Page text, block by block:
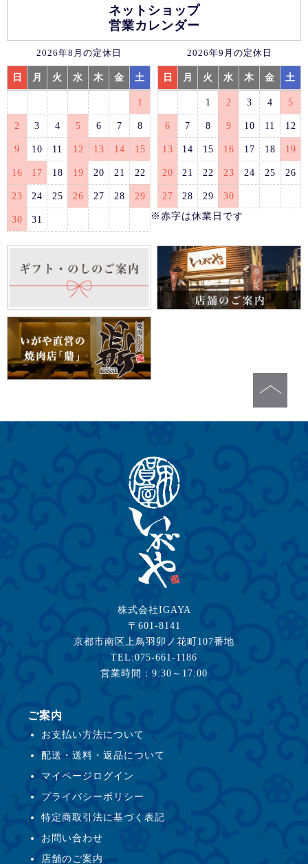
ネットショップ
営業カレンダー
2026年8月の定休日
日 月 火 水 木 金 土
1
2 3 4 5 6 7 8
9 10 11 12 13 14 15
16 17 18 19 20 21 22
23 24 25 26 27 28 29
30 31
2026年9月の定休日
日 月 火 水 木 金 土
1 2 3 4 5
6 7 8 9 10 11 12
13 14 15 16 17 18 19
20 21 22 23 24 25 26
27 28 29
30
※赤字は休業日です
株式会社IGAYA
〒601-8141
京都市南区上鳥羽卯ノ花町107番地
TEL:075-661-1186
営業時間：9:30～17:00
ご案内
お支払い方法について
配送・送料・返品について
マイページログイン
プライバシーポリシー
特定商取引法に基づく表記
お問い合わせ
店舗のご案内